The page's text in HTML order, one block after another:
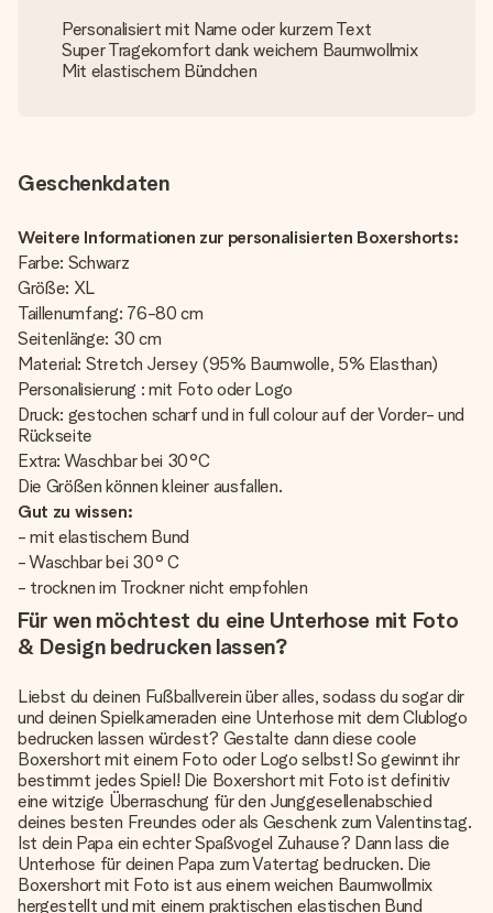
Personalisiert mit Name oder kurzem Text
Super Tragekomfort dank weichem Baumwollmix
Mit elastischem Bündchen
Geschenkdaten
Weitere Informationen zur personalisierten Boxershorts:
Farbe: Schwarz
Größe: XL
Taillenumfang: 76-80 cm
Seitenlänge: 30 cm
Material: Stretch Jersey (95% Baumwolle, 5% Elasthan)
Personalisierung : mit Foto oder Logo
Druck: gestochen scharf und in full colour auf der Vorder- und
Rückseite
Extra: Waschbar bei 30°C
Die Größen können kleiner ausfallen.
Gut zu wissen:
- mit elastischem Bund
- Waschbar bei 30° C
- trocknen im Trockner nicht empfohlen
Für wen möchtest du eine Unterhose mit Foto
& Design bedrucken lassen?
Liebst du deinen Fußballverein über alles, sodass du sogar dir
und deinen Spielkameraden eine Unterhose mit dem Clublogo
bedrucken lassen würdest? Gestalte dann diese coole
Boxershort mit einem Foto oder Logo selbst! So gewinnt ihr
bestimmt jedes Spiel! Die Boxershort mit Foto ist definitiv
eine witzige Überraschung für den Junggesellenabschied
deines besten Freundes oder als Geschenk zum Valentinstag.
Ist dein Papa ein echter Spaßvogel Zuhause? Dann lass die
Unterhose für deinen Papa zum Vatertag bedrucken. Die
Boxershort mit Foto ist aus einem weichen Baumwollmix
hergestellt und mit einem praktischen elastischen Bund